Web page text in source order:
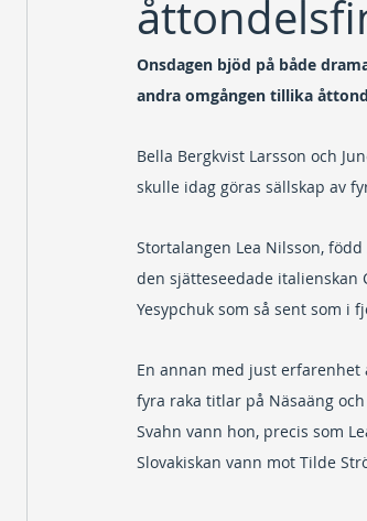
Onsdagen bjöd på både
andra omgången tillika
Bella Bergkvist Larsson och
skulle idag göras sällskap av
Stortalangen Lea Nilsson,
den sjätteseedade italienskan
Yesypchuk som så sent som i
En annan med just erfarenhet
fyra raka titlar på Näsaäng
Svahn vann hon, precis som
Slovakiskan vann mot Tilde